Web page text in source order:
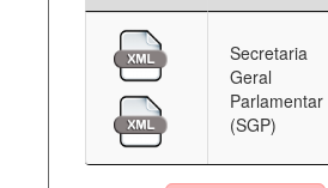
Secretaria
Geral
Parlamentar
(SGP)